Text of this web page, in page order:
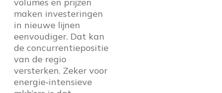
maken investeringen
in nieuwe lijnen
eenvoudiger. Dat kan
de concurrentiepositie
van de regio
versterken. Zeker voor
energie‑intensieve